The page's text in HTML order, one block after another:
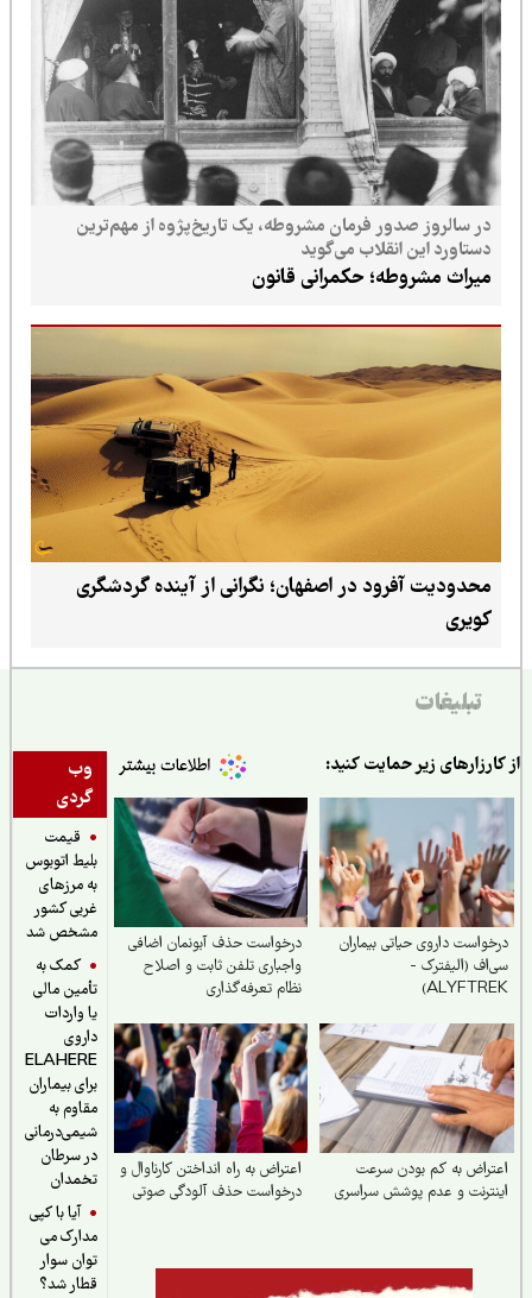
در سالروز صدور فرمان مشروطه، یک تاریخ‌پژوه از مهم‌ترین
دستاورد این انقلاب می‌گوید
میراث مشروطه؛ حکمرانی قانون
محدودیت آفرود در اصفهان؛ نگرانی از آینده گردشگری
کویری
تبلیغات
وب
گردی
قیمت
بلیط اتوبوس
به مرزهای
غربی کشور
مشخص شد
کمک به
تأمین مالی
یا واردات
داروی
ELAHERE
برای بیماران
مقاوم به
شیمی‌درمانی
در سرطان
تخمدان
آیا با کپی
مدارک می
توان سوار
قطار شد؟
زیر حمایت کنید:
داروی حیاتی بیماران
(الیفترک -
درخواست حذف آبونمان اضافی
واجباری تلفن ثابت و اصلاح
نظام تعرفه‌گذاری
به کم بودن سرعت
و عدم پوشش سراسری
اعتراض به راه انداختن کارناوال و
درخواست حذف آلودگی صوتی